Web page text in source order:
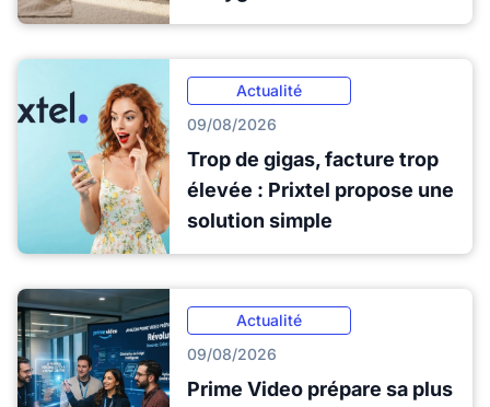
Actualité
09/08/2026
Trop de gigas, facture trop
élevée : Prixtel propose une
solution simple
Actualité
09/08/2026
Prime Video prépare sa plus